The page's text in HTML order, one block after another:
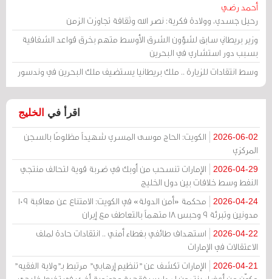
أحمد رضي
رحيل جسدي، وولادة فكرية: نصر الله وثقافة تجاوزت الزمن
وزير بريطاني سابق لشؤون الشرق الأوسط متهم بخرق قواعد الشفافية
بسبب دور استشاري في البحرين
وسط انتقادات للزيارة .. ملك بريطانيا يستضيف ملك البحرين في وندسور
اقرأ في الخليج
2026-06-02
الكويت: الحاج موسى المسري شهيداً مظلومًا بالسجن
المركزي
2026-04-29
الإمارات تنسحب من أوبك في ضربة قوية لتحالف منتجي
النفط وسط خلافات بين دول الخليج
2026-04-24
محكمة «أمن الدولة» في الكويت: الامتناع عن معاقبة 109
مدونين وتبرئة 9 وحبس 18 متهماً بالتعاطف مع إيران
2026-04-22
استهداف طائفي بغطاء أمني .. انتقادات حادة لملف
الاعتقالات في الإمارات
2026-04-21
الإمارات تكشف عن "تنظيم إرهابي" مرتبط بـ"ولاية الفقيه"